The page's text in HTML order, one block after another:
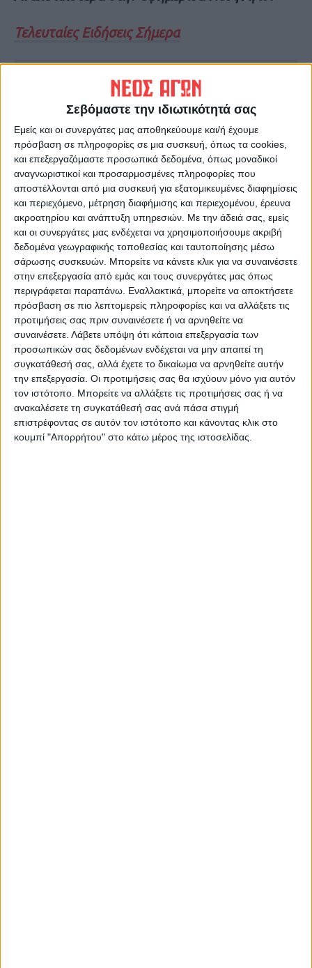
Σεβόμαστε την ιδιωτικότητά σας
Εμείς και οι συνεργάτες μας αποθηκεύουμε και/ή έχουμε
πρόσβαση σε πληροφορίες σε μια συσκευή, όπως τα cookies,
και επεξεργαζόμαστε προσωπικά δεδομένα, όπως μοναδικοί
αναγνωριστικοί και προσαρμοσμένες πληροφορίες που
αποστέλλονται από μια συσκευή για εξατομικευμένες διαφημίσεις
και περιεχόμενο, μέτρηση διαφήμισης και περιεχομένου, έρευνα
ακροατηρίου και ανάπτυξη υπηρεσιών. Με την άδειά σας, εμείς
και οι συνεργάτες μας ενδέχεται να χρησιμοποιήσουμε ακριβή
δεδομένα γεωγραφικής τοποθεσίας και ταυτοποίησης μέσω
σάρωσης συσκευών. Μπορείτε να κάνετε κλικ για να συναινέσετε
στην επεξεργασία από εμάς και τους συνεργάτες μας όπως
περιγράφεται παραπάνω. Εναλλακτικά, μπορείτε να αποκτήσετε
πρόσβαση σε πιο λεπτομερείς πληροφορίες και να αλλάξετε τις
προτιμήσεις σας πριν συναινέσετε ή να αρνηθείτε να
συναινέσετε. Λάβετε υπόψη ότι κάποια επεξεργασία των
προσωπικών σας δεδομένων ενδέχεται να μην απαιτεί τη
συγκατάθεσή σας, αλλά έχετε το δικαίωμα να αρνηθείτε αυτήν
την επεξεργασία. Οι προτιμήσεις σας θα ισχύουν μόνο για αυτόν
τον ιστότοπο. Μπορείτε να αλλάξετε τις προτιμήσεις σας ή να
ανακαλέσετε τη συγκατάθεσή σας ανά πάσα στιγμή
επιστρέφοντας σε αυτόν τον ιστότοπο και κάνοντας κλικ στο
κουμπί "Απορρήτου" στο κάτω μέρος της ιστοσελίδας.
Τελευταίες Ειδήσεις Σήμερα
Ακολούθησε την εφημερίδα ΝΕΟΣ
ΑΓΩΝ στο Google News!
Καρδίτσας και ευρύτερα της Θεσσαλίας
ΠΡΟΗΓΟΥΜΕΝΟ ΑΡΘΡΟ
Θέμα ημέρας: Γιατί πιστεύετε
δεν αποκλιμακώνονται οι
τιμές στα τρόφιμα;
ΕΠΟΜΕΝΟ ΑΡΘΡΟ
Φονικό κύμα καύσωνα
πλήττει το Μεξικό
ΝΕΟΣ ΑΓΩΝ
https://neosagon.gr
Η Αρχαιότερη Καθημερινή Πρωινή Εφημερίδα της Καρδίτσας